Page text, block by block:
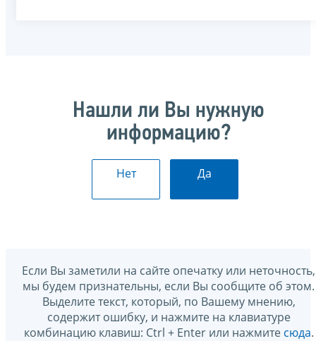
Нашли ли Вы нужную
информацию?
Нет Да
Если Вы заметили на сайте опечатку или неточность,
мы будем признательны, если Вы сообщите об этом.
Выделите текст, который, по Вашему мнению,
содержит ошибку, и нажмите на клавиатуре
комбинацию клавиш: Ctrl + Enter или нажмите сюда.